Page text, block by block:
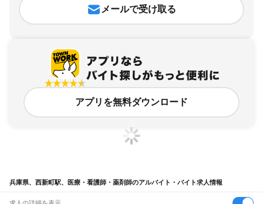
メールで受け取る
アプリを無料ダウンロード
兵庫県、西新町駅、医療・看護師・薬剤師のアルバイト・バイト求人情報
求人の詳細を表示